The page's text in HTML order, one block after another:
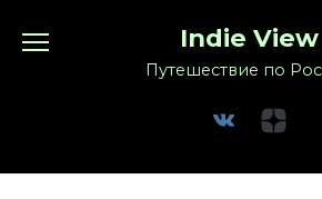
Indie View
Путешествие по